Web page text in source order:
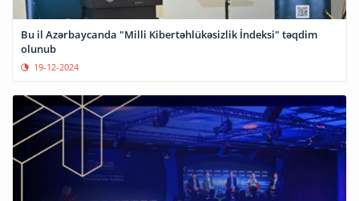
Bu il Azərbaycanda "Milli Kibertəhlükəsizlik İndeksi" təqdim
olunub
19-12-2024